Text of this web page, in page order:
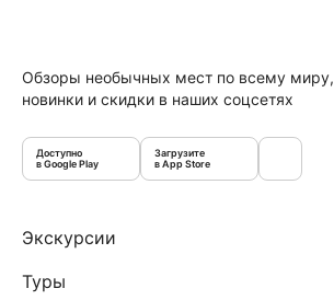
Обзоры необычных мест по всему миру,
новинки и скидки в наших соцсетях
Доступно
в Google Play
Загрузите
в App Store
Экскурсии
Туры